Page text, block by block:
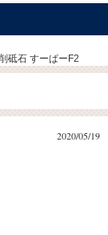
砥石 すーぱーF2
2020/05/19